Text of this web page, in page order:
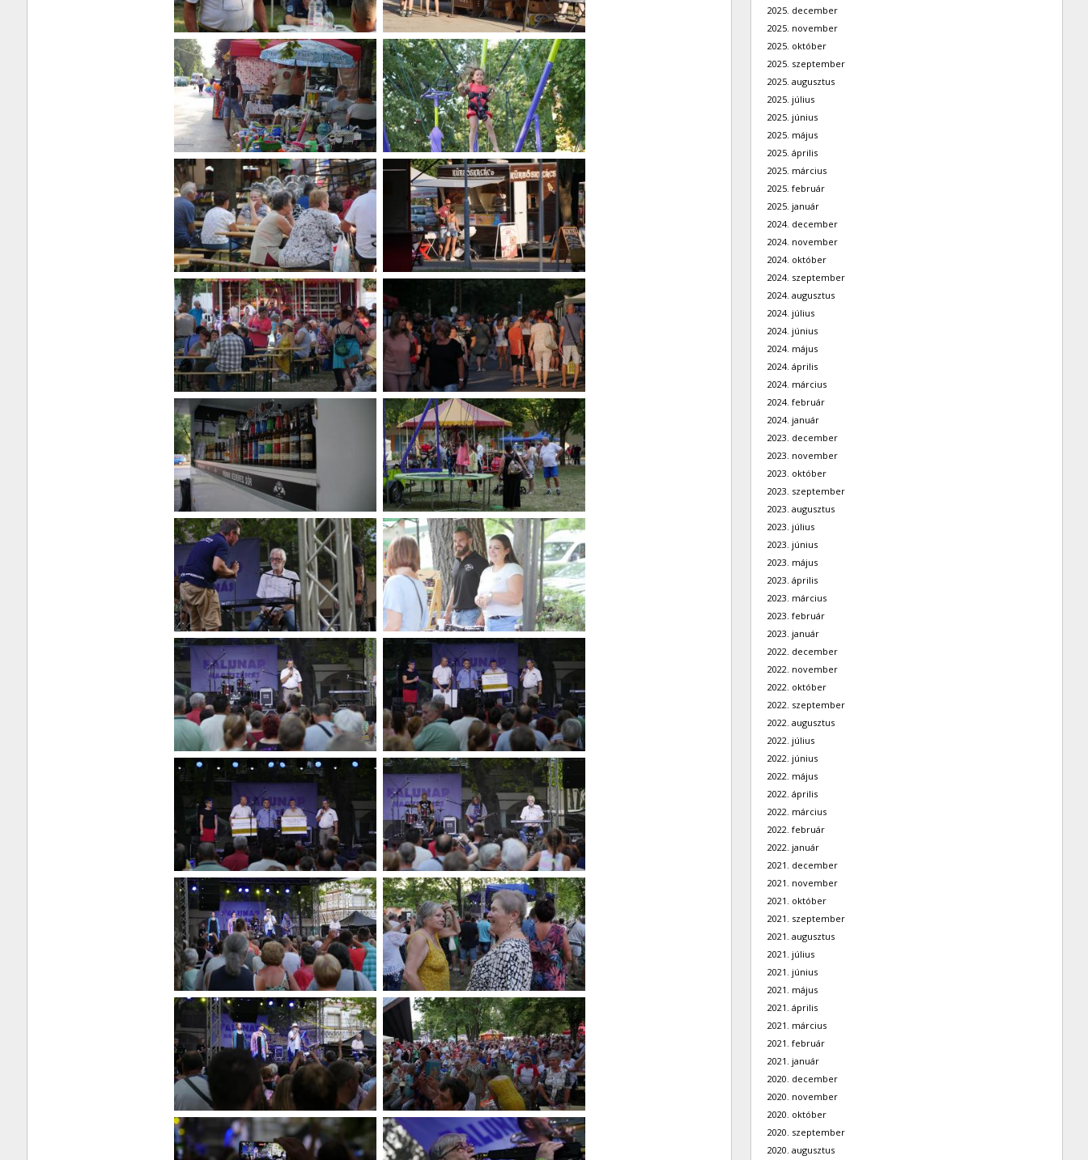
2025. december
2025. november
2025. október
2025. szeptember
2025. augusztus
2025. július
2025. június
2025. május
2025. április
2025. március
2025. február
2025. január
2024. december
2024. november
2024. október
2024. szeptember
2024. augusztus
2024. július
2024. június
2024. május
2024. április
2024. március
2024. február
2024. január
2023. december
2023. november
2023. október
2023. szeptember
2023. augusztus
2023. július
2023. június
2023. május
2023. április
2023. március
2023. február
2023. január
2022. december
2022. november
2022. október
2022. szeptember
2022. augusztus
2022. július
2022. június
2022. május
2022. április
2022. március
2022. február
2022. január
2021. december
2021. november
2021. október
2021. szeptember
2021. augusztus
2021. július
2021. június
2021. május
2021. április
2021. március
2021. február
2021. január
2020. december
2020. november
2020. október
2020. szeptember
2020. augusztus